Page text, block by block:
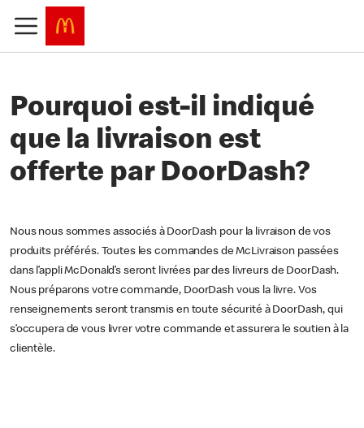
Pourquoi est-il indiqué
que la livraison est
offerte par DoorDash?
Nous nous sommes associés à DoorDash pour la livraison de vos
produits préférés. Toutes les commandes de McLivraison passées
dans l’appli McDonald’s seront livrées par des livreurs de DoorDash.
Nous préparons votre commande, DoorDash vous la livre. Vos
renseignements seront transmis en toute sécurité à DoorDash, qui
s’occupera de vous livrer votre commande et assurera le soutien à la
clientèle.